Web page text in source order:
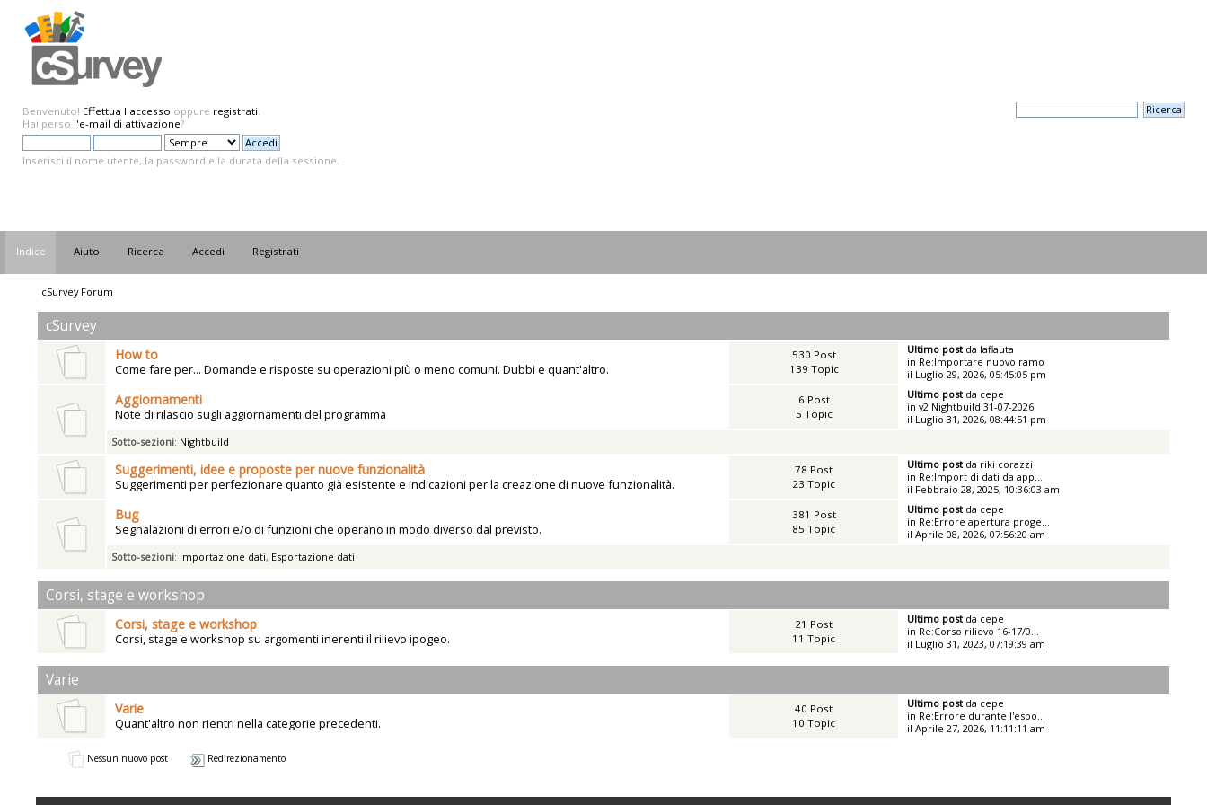
Benvenuto! Effettua l'accesso oppure registrati.
Hai perso l'e-mail di attivazione?
Inserisci il nome utente, la password e la durata della sessione.
Indice Aiuto Ricerca Accedi Registrati
cSurvey Forum
cSurvey
How to
Come fare per... Domande e risposte su operazioni più o meno comuni. Dubbi e quant'altro.
530 Post
139 Topic
Ultimo postda laflauta
in Re:Importare nuovo ramo
il Luglio 29, 2026, 05:45:05 pm
Aggiornamenti
Note di rilascio sugli aggiornamenti del programma
6 Post
5 Topic
Ultimo postda cepe
in v2 Nightbuild 31-07-2026
il Luglio 31, 2026, 08:44:51 pm
Sotto-sezioni: Nightbuild
Suggerimenti, idee e proposte per nuove funzionalità
Suggerimenti per perfezionare quanto già esistente e indicazioni per la creazione di nuove funzionalità.
78 Post
23 Topic
Ultimo postda riki corazzi
in Re:Import di dati da app...
il Febbraio 28, 2025, 10:36:03 am
Bug
Segnalazioni di errori e/o di funzioni che operano in modo diverso dal previsto.
381 Post
85 Topic
Ultimo postda cepe
in Re:Errore apertura proge...
il Aprile 08, 2026, 07:56:20 am
Sotto-sezioni: Importazione dati, Esportazione dati
Corsi, stage e workshop
Corsi, stage e workshop
Corsi, stage e workshop su argomenti inerenti il rilievo ipogeo.
21 Post
11 Topic
Ultimo postda cepe
in Re:Corso rilievo 16-17/0...
il Luglio 31, 2023, 07:19:39 am
Varie
Varie
Quant'altro non rientri nella categorie precedenti.
40 Post
10 Topic
Ultimo postda cepe
in Re:Errore durante l'espo...
il Aprile 27, 2026, 11:11:11 am
Nessun nuovo post Redirezionamento